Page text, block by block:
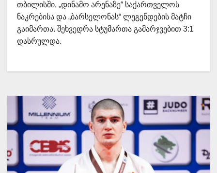
თბილისში, „დინამო არენაზე“ საქართველოს
ნაკრებისა და „ბარსელონას“ ლეგენდების მატჩი
გაიმართა. შეხვედრა სტუმართა გამარჯვებით 3:1
დასრულდა.